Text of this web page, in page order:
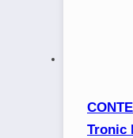
Tronic